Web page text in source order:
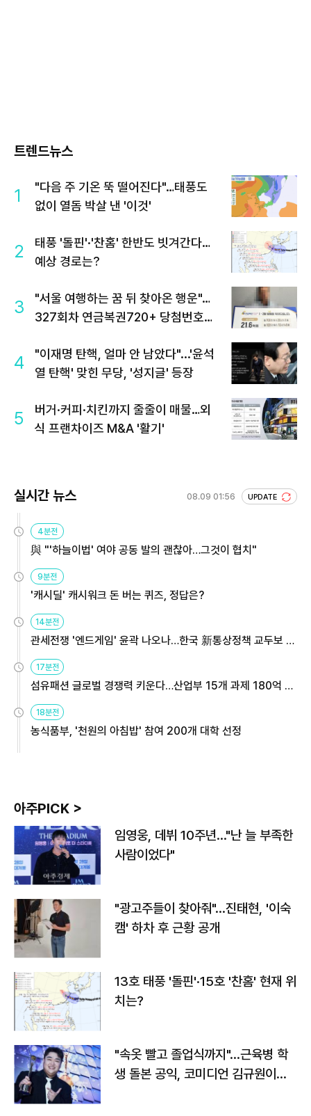
트렌드뉴스
1
"다음 주 기온 뚝 떨어진다"…태풍도
없이 열돔 박살 낸 '이것'
2
태풍 '돌핀'·'찬홈' 한반도 빗겨간다…
예상 경로는?
3
"서울 여행하는 꿈 뒤 찾아온 행운"…
327회차 연금복권720+ 당첨번호조
4
"이재명 탄핵, 얼마 안 남았다"...'윤석
열 탄핵' 맞힌 무당, '성지글' 등장
5
버거·커피·치킨까지 줄줄이 매물…외
식 프랜차이즈 M&A '활기'
실시간 뉴스 08.09 01:56 UPDATE
4분전
與 "'하늘이법' 여야 공동 발의 괜찮아…그것이 협치"
9분전
'캐시딜' 캐시워크 돈 버는 퀴즈, 정답은?
14분전
관세전쟁 '엔드게임' 윤곽 나오나…한국 新통상정책 교두보 활
용해야
17분전
섬유패션 글로벌 경쟁력 키운다…산업부 15개 과제 180억 지
원
18분전
농식품부, '천원의 아침밥' 참여 200개 대학 선정
아주PICK >
임영웅, 데뷔 10주년…"난 늘 부족한
사람이었다"
"광고주들이 찾아줘"…진태현, '이숙
캠' 하차 후 근황 공개
13호 태풍 '돌핀'·15호 '찬홈' 현재 위
치는?
"속옷 빨고 졸업식까지"…근육병 학
생 돌본 공익, 코미디언 김규원이었